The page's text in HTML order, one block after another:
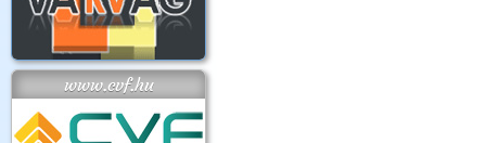
www.cvf.hu